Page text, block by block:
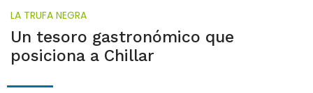
LA TRUFA NEGRA
Un tesoro gastronómico que
posiciona a Chillar